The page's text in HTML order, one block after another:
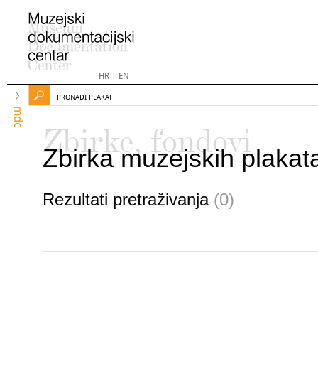
HR| EN
mdc
PRONAĐI PLAKAT
Zbirke, fondovi
Zbirka muzejskih
Rezultati pretraživanja (0)